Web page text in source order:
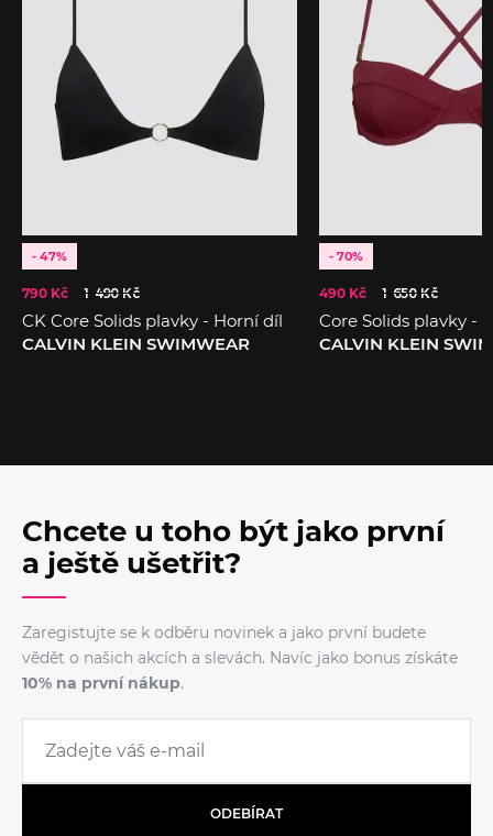
- 47%
790 Kč 1 490 Kč
CK Core Solids plavky - Horní díl
CALVIN KLEIN SWIMWEAR
- 70%
490 Kč 1 650 Kč
Core Solids plavky -
CALVIN KLEIN
Chcete u toho být jako první
a ještě ušetřit?
Zaregistujte se k odběru novinek a jako první budete
vědět o našich akcích a slevách. Navíc jako bonus získáte
10% na první nákup.
ODEBÍRAT